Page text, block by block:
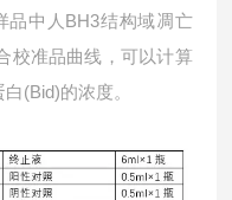
品中人BH3结构域凋亡
校准品曲线，可以计算
(Bid)的浓度。